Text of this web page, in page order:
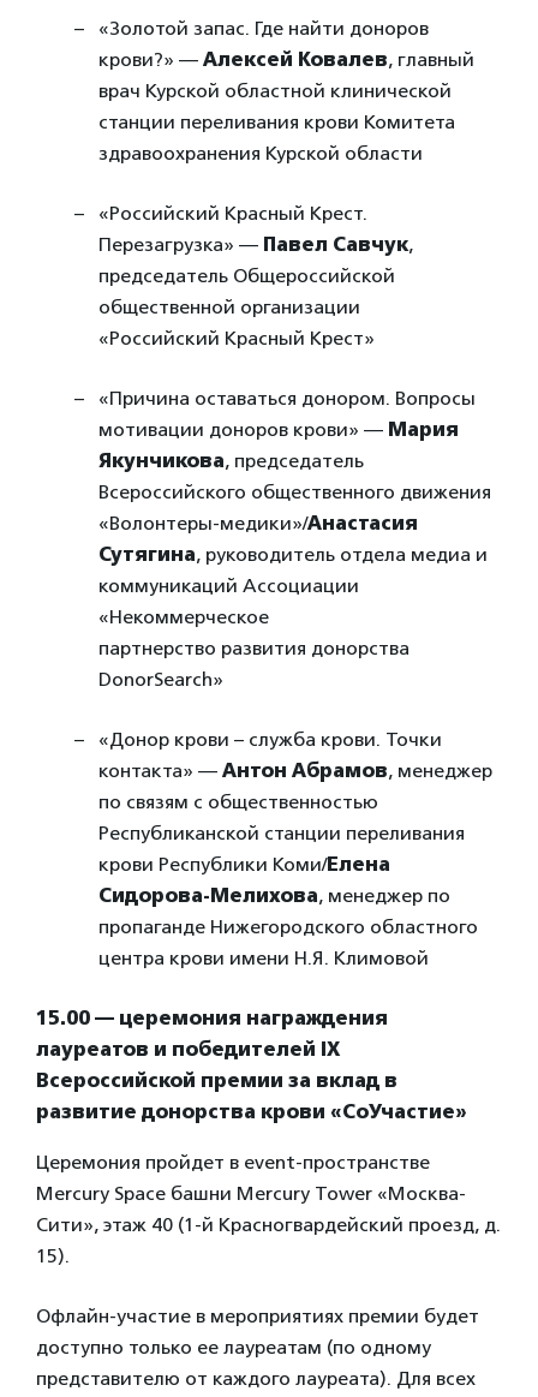
«Золотой запас. Где найти доноров
крови?» — Алексей Ковалев, главный
врач Курской областной клинической
станции переливания крови Комитета
здравоохранения Курской области
«Российский Красный Крест.
Перезагрузка» — Павел Савчук,
председатель Общероссийской
общественной организации
«Российский Красный Крест»
«Причина оставаться донором. Вопросы
мотивации доноров крови» — Мария
Якунчикова, председатель
Всероссийского общественного движения
«Волонтеры-медики»/Анастасия
Сутягина, руководитель отдела медиа и
коммуникаций Ассоциации
«Некоммерческое
партнерство развития донорства
DonorSearch»
«Донор крови – служба крови. Точки
контакта» — Антон Абрамов, менеджер
по связям с общественностью
Республиканской станции переливания
крови Республики Коми/Елена
Сидорова-Мелихова, менеджер по
пропаганде Нижегородского областного
центра крови имени Н.Я. Климовой
15.00 — церемония награждения
лауреатов и победителей IX
Всероссийской премии за вклад в
развитие донорства крови «СоУчастие»
Церемония пройдет в event-пространстве
Mercury Space башни Mercury Tower «Москва-
Сити», этаж 40 (1-й Красногвардейский проезд, д.
15).
Офлайн-участие в мероприятиях премии будет
доступно только ее лауреатам (по одному
представителю от каждого лауреата). Для всех